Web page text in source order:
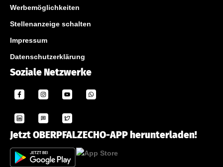
Werbemöglichkeiten
Stellenanzeige schalten
Impressum
Datenschutzerklärung
Soziale Netzwerke
Jetzt OBERPFALZECHO-APP herunterladen!